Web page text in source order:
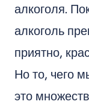
алкоголя.
алкоголь
приятно,
Но то, чего
это